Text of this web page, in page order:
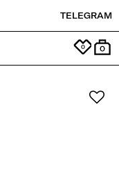
TELEGRAM
0